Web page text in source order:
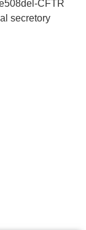
CFTR
secretory